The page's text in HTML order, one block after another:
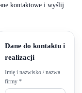
kontaktowe i wyślij
Dane do kontaktu i
realizacji
Imię i nazwisko / nazwa
firmy *